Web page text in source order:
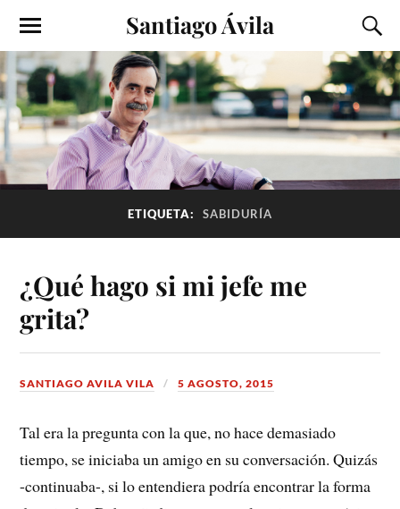
Santiago Ávila
ETIQUETA: SABIDURÍA
¿Qué hago si mi jefe me
grita?
SANTIAGO AVILA VILA 5 AGOSTO, 2015
Tal era la pregunta con la que, no hace demasiado
tiempo, se iniciaba un amigo en su conversación. Quizás
-continuaba-, si lo entendiera podría encontrar la forma